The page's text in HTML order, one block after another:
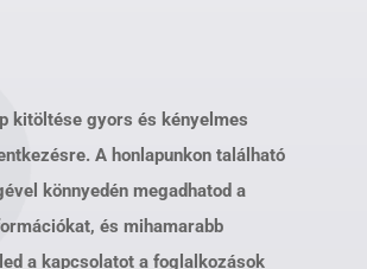
kitöltése gyors és kényelmes
A honlapunkon található
könnyedén megadhatod a
és mihamarabb
a kapcsolatot a foglalkozások